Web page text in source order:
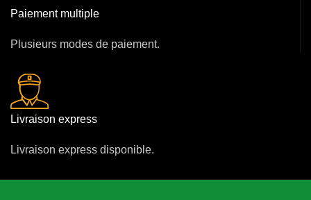
Paiement multiple
Plusieurs modes de paiement.
Livraison express
Livraison express disponible.